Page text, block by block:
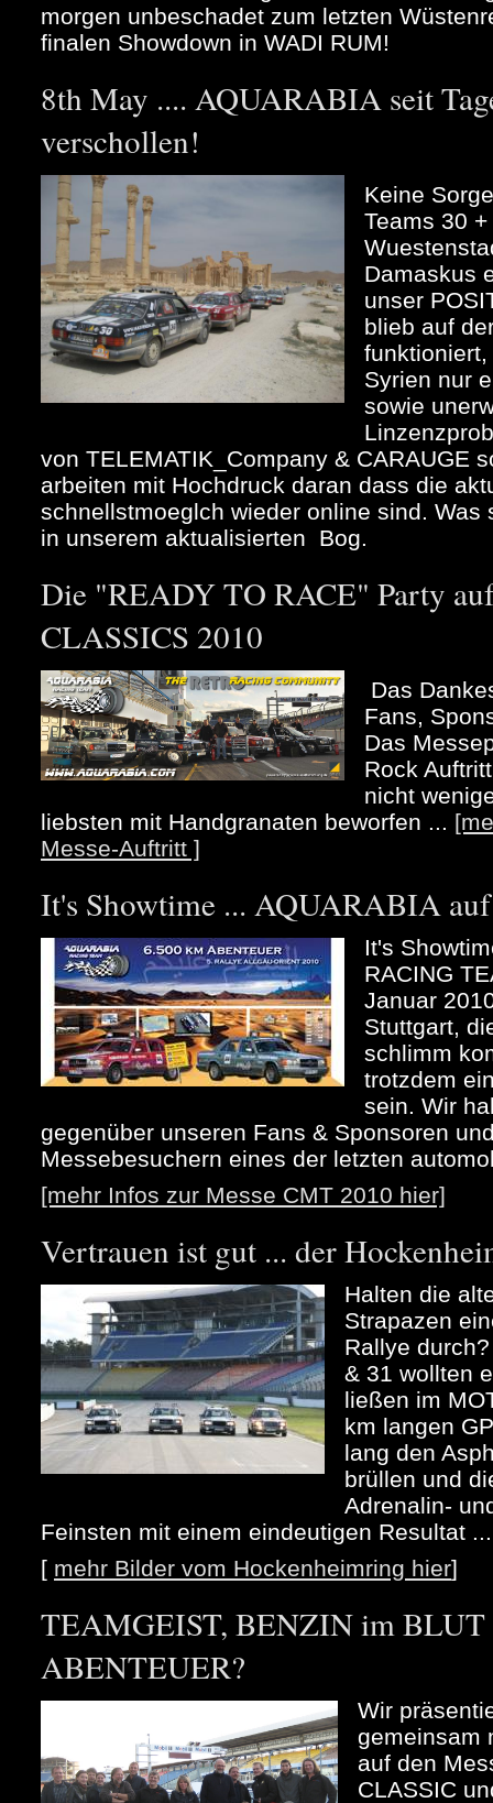
morgen unbeschadet zum letzten
finalen Showdown in WADI RUM!
8th May .... AQUARABIA seit
verschollen!
Keine
Teams 30
Damaskus
unser
blieb auf
Syrien nur
sowie
von TELEMATIK_Company & CARAUGE
arbeiten mit Hochdruck daran dass die
schnellstmoeglch wieder online sind. Was
in unserem aktualisierten Bog.
Die "READY TO RACE" Party
CLASSICS 2010
Das
Fans,
Das
Rock
nicht
liebsten mit Handgranaten beworfen ...
Messe-Auftritt ]
It's Showtime ... AQUARABIA
It's
RACING
Januar
Stuttgart,
schlimm
trotzdem
sein. Wir
gegenüber unseren Fans & Sponsoren
Messebesuchern eines der letzten
[mehr Infos zur Messe CMT 2010 hier]
Vertrauen ist gut ... der
Halten die
Strapazen
Rallye
& 31 wollten
ließen im
km langen
lang den
brüllen und
Adrenalin-
Feinsten mit einem eindeutigen Resultat ...
[ mehr Bilder vom Hockenheimring hier]
TEAMGEIST, BENZIN im BLUT
ABENTEUER?
Wir
gemeinsam
auf den
CLASSIC